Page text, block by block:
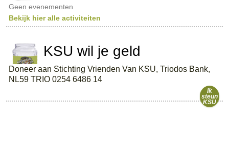
c
h
Geen evenementen
Bekijk hier alle activiteiten
KSU wil je geld
Doneer aan Stichting Vrienden Van KSU, Triodos Bank,
NL59 TRIO 0254 6486 14
Ik
steun
KSU